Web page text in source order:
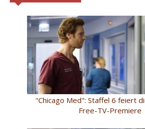
"Chicago Med": Staffel 6 feiert
Free-TV-Premiere